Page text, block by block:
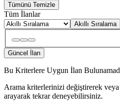
Tümünü Temizle
Tüm İlanlar
Akıllı Sıralama
Güncel İlan
Bu Kriterlere Uygun İlan
Arama kriterlerinizi değiştirerek
arayarak tekrar deneyebilirsiniz.